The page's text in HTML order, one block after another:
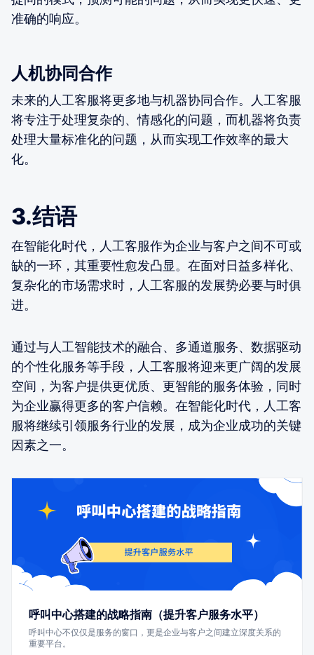
准确的响应。
人机协同合作
未来的人工客服将更多地与机器协同合作。人工客服
将专注于处理复杂的、情感化的问题，而机器将负责
处理大量标准化的问题，从而实现工作效率的最大
化。
3.结语
在智能化时代，人工客服作为企业与客户之间不可或
缺的一环，其重要性愈发凸显。在面对日益多样化、
复杂化的市场需求时，人工客服的发展势必要与时俱
进。
通过与人工智能技术的融合、多通道服务、数据驱动
的个性化服务等手段，人工客服将迎来更广阔的发展
空间，为客户提供更优质、更智能的服务体验，同时
为企业赢得更多的客户信赖。在智能化时代，人工客
服将继续引领服务行业的发展，成为企业成功的关键
因素之一。
呼叫中心搭建的战略指南（提升客户服务水平）
呼叫中心不仅仅是服务的窗口，更是企业与客户之间建立深度关系的
重要平台。